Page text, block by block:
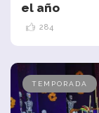
el año
284
TEMPORADA